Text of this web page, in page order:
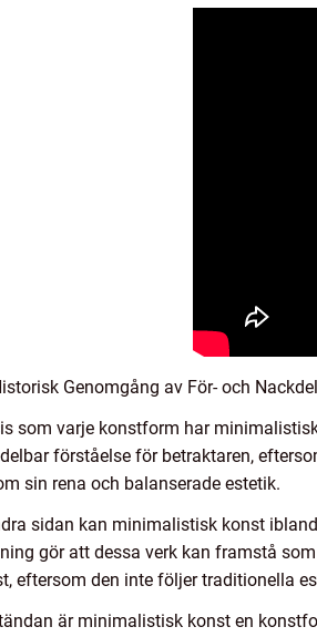
Genomgång av För- och
som varje konstform har
förståelse för betraktaren,
sin rena och balanserade estetik.
sidan kan minimalistisk konst
gör att dessa verk kan framstå
eftersom den inte följer traditionella
är minimalistisk konst en